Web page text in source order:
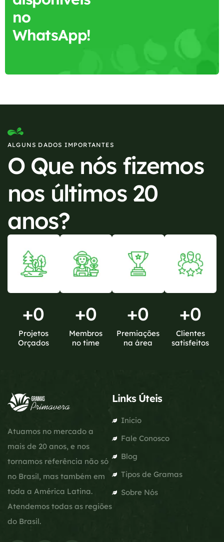
no
WhatsApp!
ALGUNS DADOS IMPORTANTES
O Que nós fizemos
nos últimos 20
anos?
+0
Projetos
Orçados
+0
Membros
no time
+0
Premiações
na área
+0
Clientes
satisfeitos
Atuamos no mercado a
mais de 20 anos, e nos
tornamos referência não só
no Brasil, mas também em
toda a América Latina.
Atendemos todas as regiões
do Brasil.
Links Úteis
Início
Fale Conosco
Blog
Tipos de Gramas
Sobre Nós